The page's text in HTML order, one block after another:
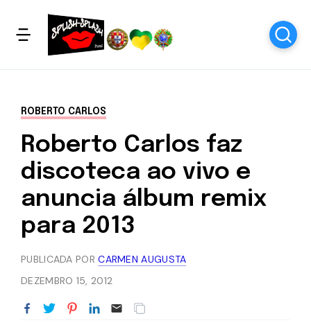
ROBERTO CARLOS
Roberto Carlos faz
discoteca ao vivo e
anuncia álbum remix
para 2013
PUBLICADA PORCARMEN AUGUSTA
DEZEMBRO 15, 2012